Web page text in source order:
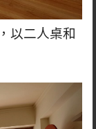
以二人桌和